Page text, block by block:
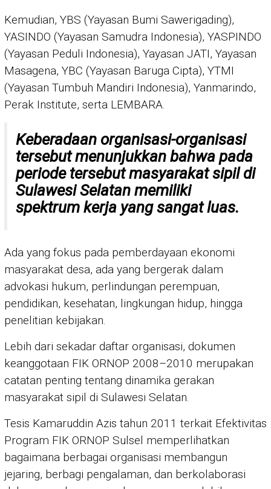
Kemudian, YBS (Yayasan Bumi Sawerigading),
YASINDO (Yayasan Samudra Indonesia), YASPINDO
(Yayasan Peduli Indonesia), Yayasan JATI, Yayasan
Masagena, YBC (Yayasan Baruga Cipta), YTMI
(Yayasan Tumbuh Mandiri Indonesia), Yanmarindo,
Perak Institute, serta LEMBARA.
Keberadaan organisasi-organisasi
tersebut menunjukkan bahwa pada
periode tersebut masyarakat sipil di
Sulawesi Selatan memiliki
spektrum kerja yang sangat luas.
Ada yang fokus pada pemberdayaan ekonomi
masyarakat desa, ada yang bergerak dalam
advokasi hukum, perlindungan perempuan,
pendidikan, kesehatan, lingkungan hidup, hingga
penelitian kebijakan.
Lebih dari sekadar daftar organisasi, dokumen
keanggotaan FIK ORNOP 2008–2010 merupakan
catatan penting tentang dinamika gerakan
masyarakat sipil di Sulawesi Selatan.
Tesis Kamaruddin Azis tahun 2011 terkait Efektivitas
Program FIK ORNOP Sulsel memperlihatkan
bagaimana berbagai organisasi membangun
jejaring, berbagi pengalaman, dan berkolaborasi